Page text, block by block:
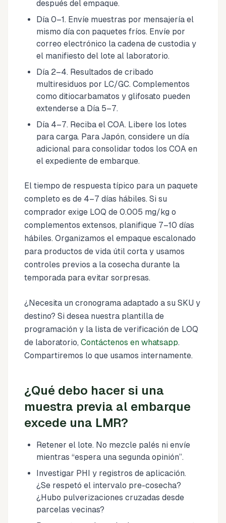
después del empaque.
Día 0–1. Envíe muestras por mensajería el
mismo día con paquetes fríos. Envíe por
correo electrónico la cadena de custodia y
el manifiesto del lote al laboratorio.
Día 2–4. Resultados de cribado
multiresiduos por LC/GC. Complementos
como ditiocarbamatos y glifosato pueden
extenderse a Día 5–7.
Día 4–7. Reciba el COA. Libere los lotes
para carga. Para Japón, considere un día
adicional para consolidar todos los COA en
el expediente de embarque.
El tiempo de respuesta típico para un paquete
completo es de 4–7 días hábiles. Si su
comprador exige LOQ de 0.005 mg/kg o
complementos extensos, planifique 7–10 días
hábiles. Organizamos el empaque escalonado
para productos de vida útil corta y usamos
controles previos a la cosecha durante la
temporada para evitar sorpresas.
¿Necesita un cronograma adaptado a su SKU y
destino? Si desea nuestra plantilla de
programación y la lista de verificación de LOQ
de laboratorio, Contáctenos en whatsapp.
Compartiremos lo que usamos internamente.
¿Qué debo hacer si una
muestra previa al embarque
excede una LMR?
Retener el lote. No mezcle palés ni envíe
mientras “espera una segunda opinión”.
Investigar PHI y registros de aplicación.
¿Se respetó el intervalo pre-cosecha?
¿Hubo pulverizaciones cruzadas desde
parcelas vecinas?